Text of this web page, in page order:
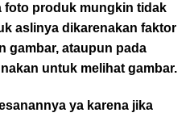
foto produk mungkin tidak
aslinya dikarenakan faktor
gambar, ataupun pada
untuk melihat gambar.
ya karena jika